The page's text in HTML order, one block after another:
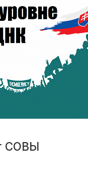
СОВЫ